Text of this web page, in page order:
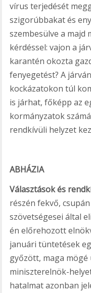
vírus terjedését
szigorúbbakat és
szembesülve a
kérdéssel: vajon a
karantén okozta
fenyegetést? A
kockázatokon túl
is járhat, főképp az
kormányzatok
rendkívüli helyzet
ABHÁZIA
Választások és
részén fekvő,
szövetségesei által
én előrehozott
januári tüntetések
győzött, maga
miniszterelnök-
hatalmat azonban